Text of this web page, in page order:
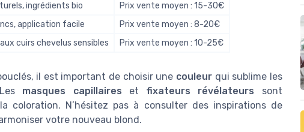
ingrédients bio
Prix vente moyen : 15-30€
application facile
Prix vente moyen : 8-20€
cuirs chevelus sensibles Prix vente moyen : 10-25€
il est important de choisir une couleur qui sublime les
masques capillaires et fixateurs révélateurs sont
coloration. N’hésitez pas à consulter des inspirations de
votre nouveau blond.